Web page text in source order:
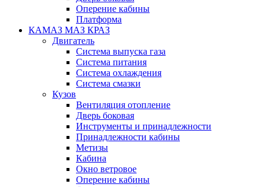
Оперение кабины
Платформа
КАМАЗ МАЗ КРАЗ
Двигатель
Система выпуска газа
Система питания
Система охлаждения
Система смазки
Кузов
Вентиляция отопление
Дверь боковая
Инструменты и принадлежности
Принадлежности кабины
Метизы
Кабина
Окно ветровое
Оперение кабины